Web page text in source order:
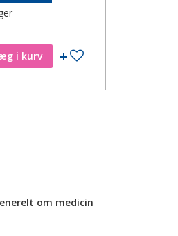
i kurv Tilføj til ønskeseddel
om medicin